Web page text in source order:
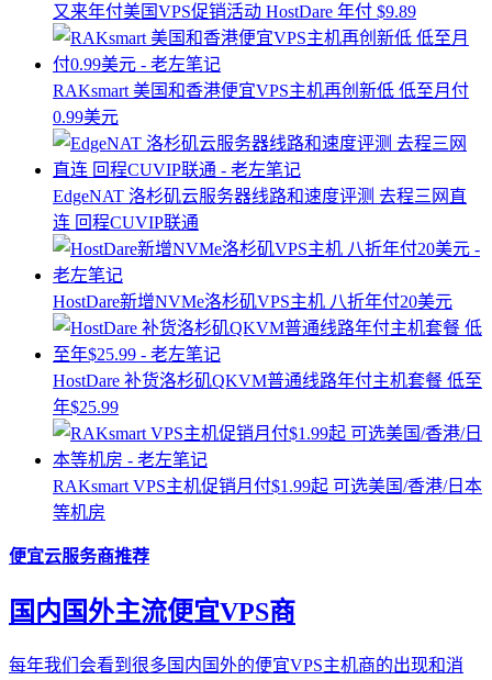
又来年付美国VPS促销活动 HostDare 年付 $9.89
RAKsmart 美国和香港便宜VPS主机再创新低 低至月付
0.99美元
EdgeNAT 洛杉矶云服务器线路和速度评测 去程三网直
连 回程CUVIP联通
HostDare新增NVMe洛杉矶VPS主机 八折年付20美元
HostDare 补货洛杉矶QKVM普通线路年付主机套餐 低至
年$25.99
RAKsmart VPS主机促销月付$1.99起 可选美国/香港/日本
等机房
便宜云服务商推荐
国内国外主流便宜VPS商
每年我们会看到很多国内国外的便宜VPS主机商的出现和消